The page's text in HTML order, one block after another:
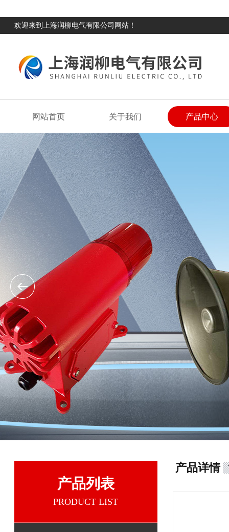
欢迎来到上海润柳电气有限公司网站！
网站首页 关于我们 产品中心
产品列表
PRODUCT LIST
产品详情